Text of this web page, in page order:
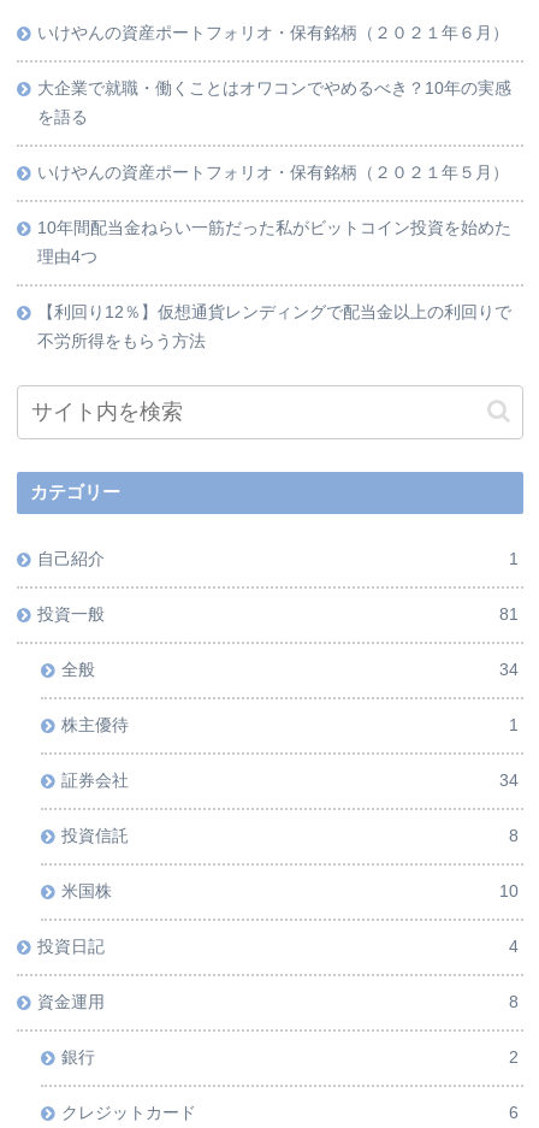
いけやんの資産ポートフォリオ・保有銘柄（２０２１年６月）
大企業で就職・働くことはオワコンでやめるべき？10年の実感
を語る
いけやんの資産ポートフォリオ・保有銘柄（２０２１年５月）
10年間配当金ねらい一筋だった私がビットコイン投資を始めた
理由4つ
【利回り12％】仮想通貨レンディングで配当金以上の利回りで
不労所得をもらう方法
カテゴリー
自己紹介 1
投資一般 81
全般 34
株主優待 1
証券会社 34
投資信託 8
米国株 10
投資日記 4
資金運用 8
銀行 2
クレジットカード 6